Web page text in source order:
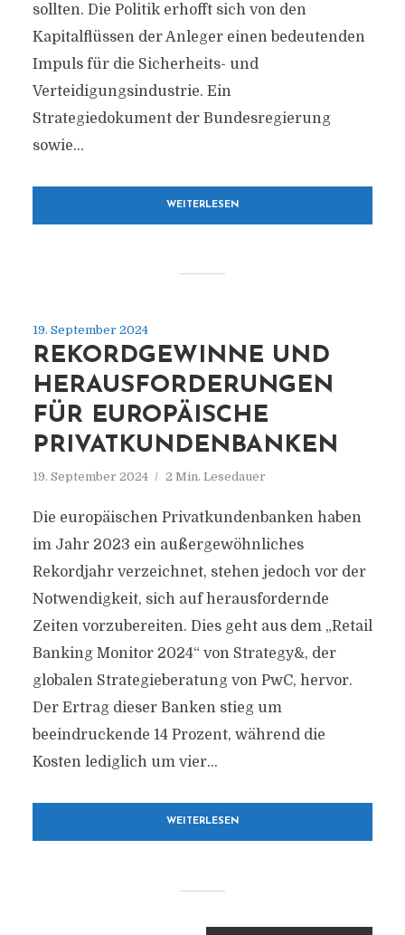
sollten. Die Politik erhofft sich von den
Kapitalflüssen der Anleger einen bedeutenden
Impuls für die Sicherheits- und
Verteidigungsindustrie. Ein
Strategiedokument der Bundesregierung
sowie...
WEITERLESEN
19. September 2024
REKORDGEWINNE UND
HERAUSFORDERUNGEN
FÜR EUROPÄISCHE
PRIVATKUNDENBANKEN
19. September 2024 2 Min. Lesedauer
Die europäischen Privatkundenbanken haben
im Jahr 2023 ein außergewöhnliches
Rekordjahr verzeichnet, stehen jedoch vor der
Notwendigkeit, sich auf herausfordernde
Zeiten vorzubereiten. Dies geht aus dem „Retail
Banking Monitor 2024“ von Strategy&, der
globalen Strategieberatung von PwC, hervor.
Der Ertrag dieser Banken stieg um
beeindruckende 14 Prozent, während die
Kosten lediglich um vier...
WEITERLESEN